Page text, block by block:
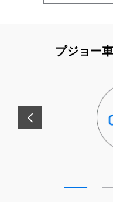
プジョー
前へ